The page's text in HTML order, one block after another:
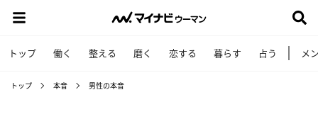
トップ 働く 整える 磨く 恋する 暮らす 占う メ
トップ 本音 男性の本音